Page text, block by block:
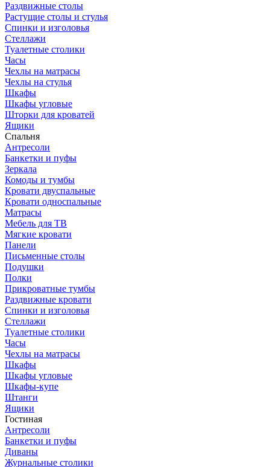
Раздвижные столы
Растущие столы и стулья
Спинки и изголовья
Стеллажи
Туалетные столики
Часы
Чехлы на матрасы
Чехлы на стулья
Шкафы
Шкафы угловые
Шторки для кроватей
Ящики
Спальня
Антресоли
Банкетки и пуфы
Зеркала
Комоды и тумбы
Кровати двуспальные
Кровати односпальные
Матрасы
Мебель для ТВ
Мягкие кровати
Панели
Письменные столы
Подушки
Полки
Прикроватные тумбы
Раздвижные кровати
Спинки и изголовья
Стеллажи
Туалетные столики
Часы
Чехлы на матрасы
Шкафы
Шкафы угловые
Шкафы-купе
Штанги
Ящики
Гостиная
Антресоли
Банкетки и пуфы
Диваны
Журнальные столики